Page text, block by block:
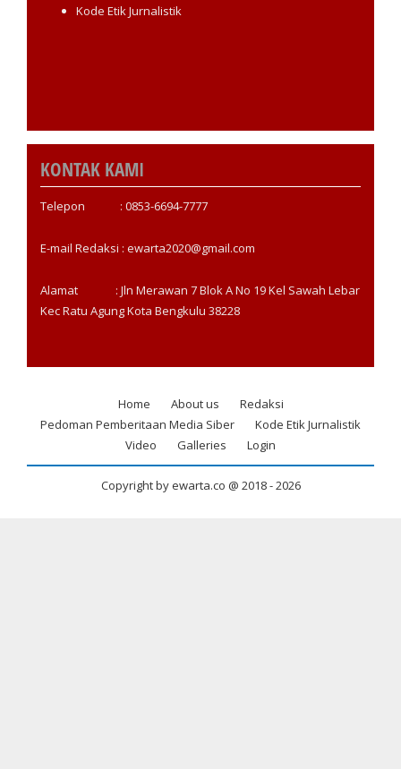
Kode Etik Jurnalistik
KONTAK KAMI
Telepon : 0853-6694-7777
E-mail Redaksi : ewarta2020@gmail.com
Alamat : Jln Merawan 7 Blok A No 19 Kel Sawah Lebar
Kec Ratu Agung Kota Bengkulu 38228
Footer
Home About us
Redaksi
Pedoman Pemberitaan Media Siber
Kode Etik Jurnalistik
Video
Galleries Login
Copyright by ewarta.co @ 2018 -2026